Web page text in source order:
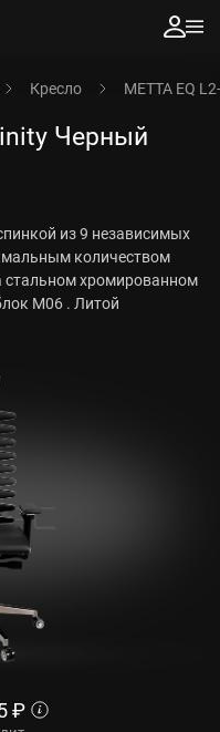
Кресло METTA EQ
Черный
из 9 независимых
количеством
стальном хромированном
M06 . Литой
₽